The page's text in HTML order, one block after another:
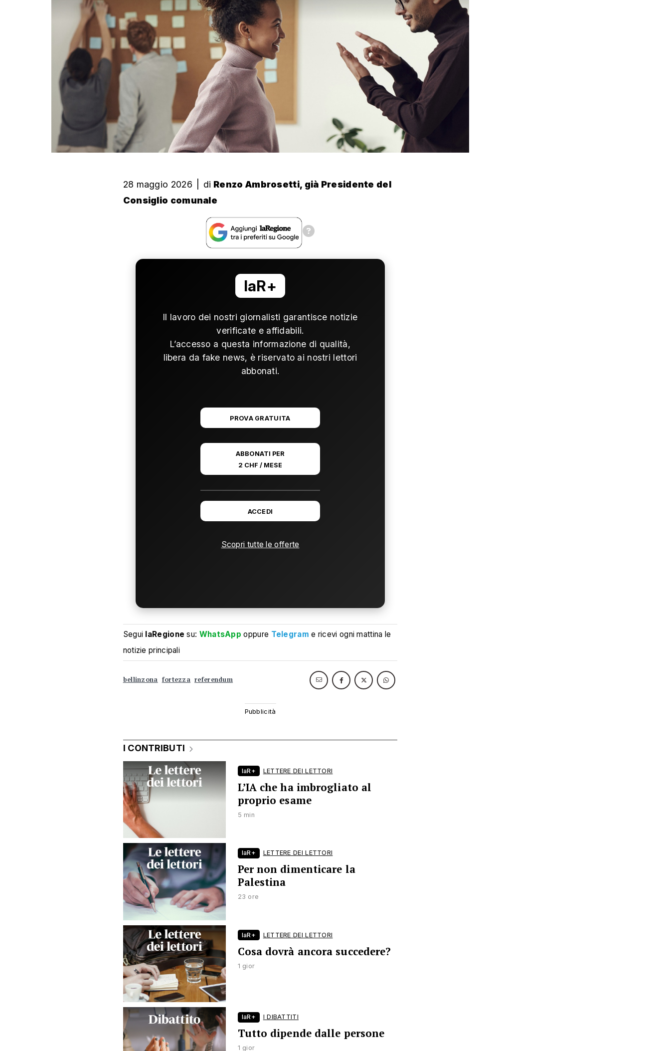
28 maggio 2026 di Renzo Ambrosetti, già Presidente del
Consiglio comunale
laR+
Il lavoro dei nostri giornalisti garantisce notizie
verificate e affidabili.
L’accesso a questa informazione di qualità,
libera da fake news, è riservato ai nostri lettori
abbonati.
PROVA GRATUITA
ABBONATI PER
2 CHF / MESE
ACCEDI
Scopri tutte le offerte
Segui laRegione su: WhatsApp oppure Telegram e ricevi ogni mattina le
notizie principali
bellinzona fortezza referendum
I CONTRIBUTI
laR+ LETTERE DEI LETTORI
L’IA che ha imbrogliato al
proprio esame
5 min
laR+ LETTERE DEI LETTORI
Per non dimenticare la
Palestina
23 ore
laR+ LETTERE DEI LETTORI
Cosa dovrà ancora succedere?
1 gior
laR+ I DIBATTITI
Tutto dipende dalle persone
1 gior